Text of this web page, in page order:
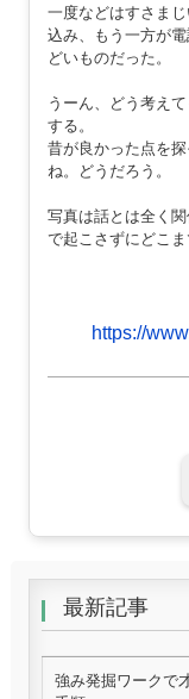
一度などはすさま
込み、もう一方が
どいものだった。
うーん、どう考え
する。
昔が良かった点を
ね。どうだろう。
写真は話とは全く
で起こさずにどこま
https://
最新記事
強み発掘ワークで